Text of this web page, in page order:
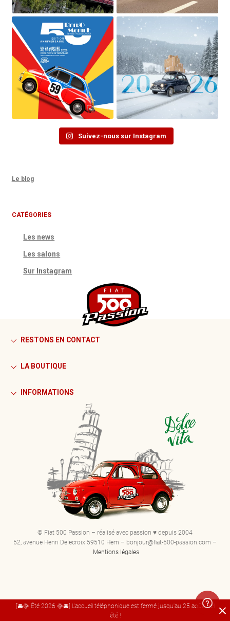
Suivez-nous sur Instagram
Le blog
CATÉGORIES
Les news
Les salons
Sur Instagram
RESTONS EN CONTACT
LA BOUTIQUE
INFORMATIONS
© Fiat 500 Passion – réalisé avec passion ♥ depuis 2004
52, avenue Henri Delecroix 59510 Hem – bonjour@fiat-500-passion.com –
Mentions légales
[🚘🌞 Été 2026 🌞🚘] L'accueil téléphonique est fermé jusqu'au 25 août. Bel
été !